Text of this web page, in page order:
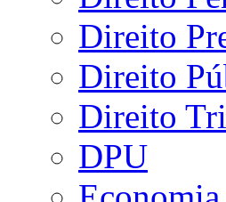
Direito
Direito
Direito
DPU